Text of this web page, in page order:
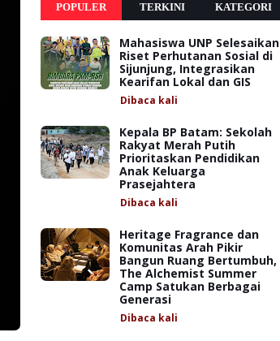
POPULER TERKINI KATEGORI
Mahasiswa UNP Selesaikan
Riset Perhutanan Sosial di
Sijunjung, Integrasikan
Kearifan Lokal dan GIS
Dibaca kali
Kepala BP Batam: Sekolah
Rakyat Merah Putih
Prioritaskan Pendidikan
Anak Keluarga
Prasejahtera
Dibaca kali
Heritage Fragrance dan
Komunitas Arah Pikir
Bangun Ruang Bertumbuh,
The Alchemist Summer
Camp Satukan Berbagai
Generasi
Dibaca kali